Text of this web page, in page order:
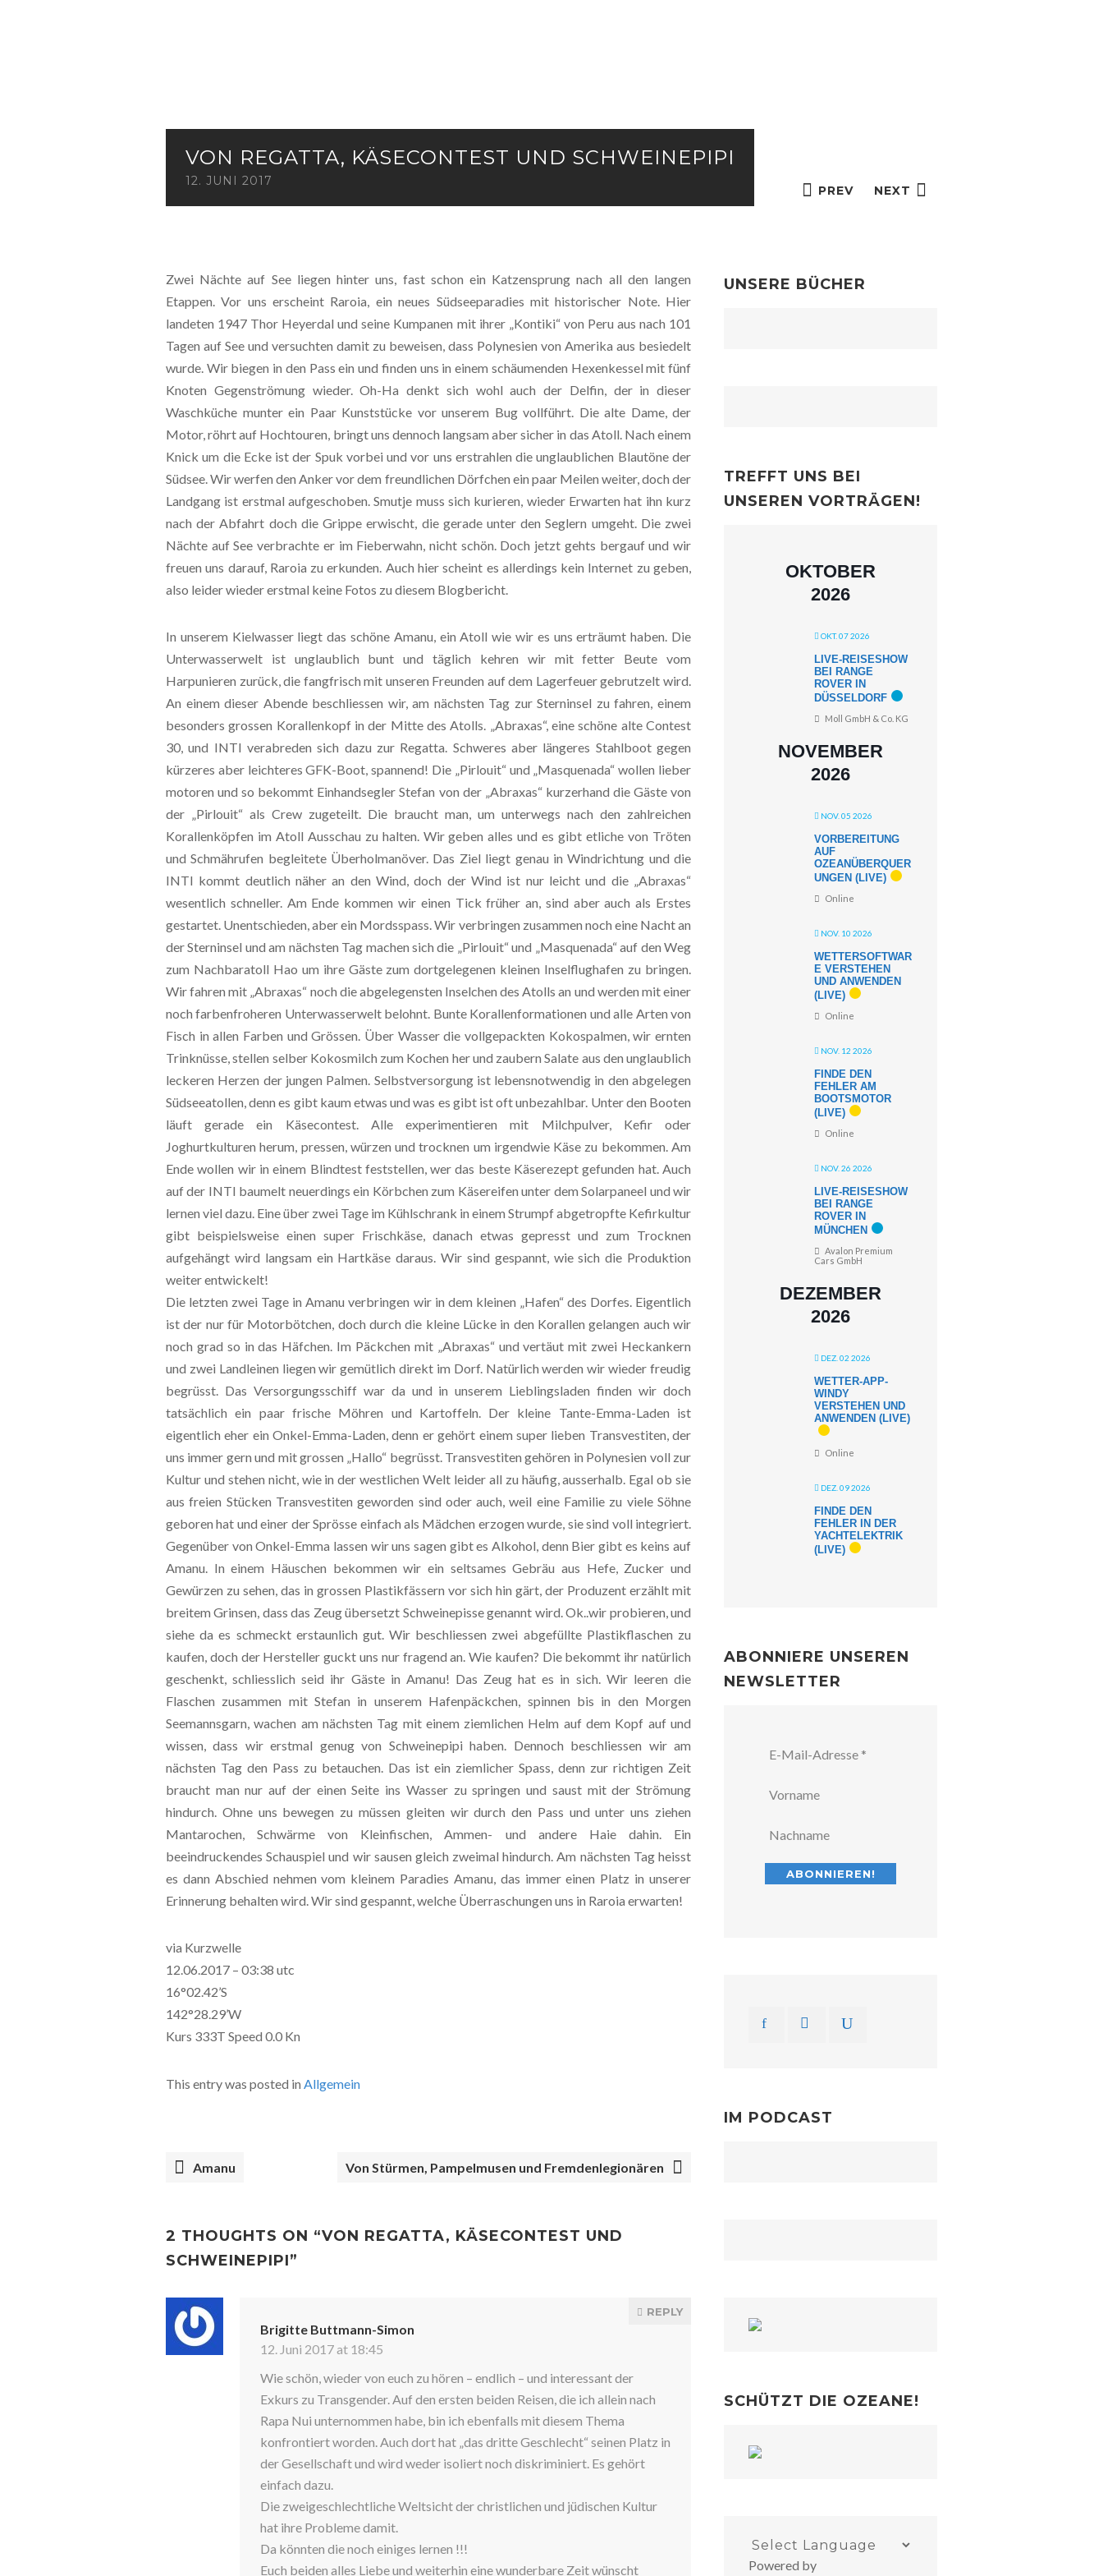
PREV NEXT
VON REGATTA, KÄSECONTEST UND SCHWEINEPIPI
12. JUNI 2017
Zwei Nächte auf See liegen hinter uns, fast schon ein Katzensprung nach all den langen
Etappen. Vor uns erscheint Raroia, ein neues Südseeparadies mit historischer Note. Hier
landeten 1947 Thor Heyerdal und seine Kumpanen mit ihrer „Kontiki“ von Peru aus nach 101
Tagen auf See und versuchten damit zu beweisen, dass Polynesien von Amerika aus besiedelt
wurde. Wir biegen in den Pass ein und finden uns in einem schäumenden Hexenkessel mit fünf
Knoten Gegenströmung wieder. Oh-Ha denkt sich wohl auch der Delfin, der in dieser
Waschküche munter ein Paar Kunststücke vor unserem Bug vollführt. Die alte Dame, der
Motor, röhrt auf Hochtouren, bringt uns dennoch langsam aber sicher in das Atoll. Nach einem
Knick um die Ecke ist der Spuk vorbei und vor uns erstrahlen die unglaublichen Blautöne der
Südsee. Wir werfen den Anker vor dem freundlichen Dörfchen ein paar Meilen weiter, doch der
Landgang ist erstmal aufgeschoben. Smutje muss sich kurieren, wieder Erwarten hat ihn kurz
nach der Abfahrt doch die Grippe erwischt, die gerade unter den Seglern umgeht. Die zwei
Nächte auf See verbrachte er im Fieberwahn, nicht schön. Doch jetzt gehts bergauf und wir
freuen uns darauf, Raroia zu erkunden. Auch hier scheint es allerdings kein Internet zu geben,
also leider wieder erstmal keine Fotos zu diesem Blogbericht.
In unserem Kielwasser liegt das schöne Amanu, ein Atoll wie wir es uns erträumt haben. Die
Unterwasserwelt ist unglaublich bunt und täglich kehren wir mit fetter Beute vom
Harpunieren zurück, die fangfrisch mit unseren Freunden auf dem Lagerfeuer gebrutzelt wird.
An einem dieser Abende beschliessen wir, am nächsten Tag zur Sterninsel zu fahren, einem
besonders grossen Korallenkopf in der Mitte des Atolls. „Abraxas“, eine schöne alte Contest
30, und INTI verabreden sich dazu zur Regatta. Schweres aber längeres Stahlboot gegen
kürzeres aber leichteres GFK-Boot, spannend! Die „Pirlouit“ und „Masquenada“ wollen lieber
motoren und so bekommt Einhandsegler Stefan von der „Abraxas“ kurzerhand die Gäste von
der „Pirlouit“ als Crew zugeteilt. Die braucht man, um unterwegs nach den zahlreichen
Korallenköpfen im Atoll Ausschau zu halten. Wir geben alles und es gibt etliche von Tröten
und Schmährufen begleitete Überholmanöver. Das Ziel liegt genau in Windrichtung und die
INTI kommt deutlich näher an den Wind, doch der Wind ist nur leicht und die „Abraxas“
wesentlich schneller. Am Ende kommen wir einen Tick früher an, sind aber auch als Erstes
gestartet. Unentschieden, aber ein Mordsspass. Wir verbringen zusammen noch eine Nacht an
der Sterninsel und am nächsten Tag machen sich die „Pirlouit“ und „Masquenada“ auf den Weg
zum Nachbaratoll Hao um ihre Gäste zum dortgelegenen kleinen Inselflughafen zu bringen.
Wir fahren mit „Abraxas“ noch die abgelegensten Inselchen des Atolls an und werden mit einer
noch farbenfroheren Unterwasserwelt belohnt. Bunte Korallenformationen und alle Arten von
Fisch in allen Farben und Grössen. Über Wasser die vollgepackten Kokospalmen, wir ernten
Trinknüsse, stellen selber Kokosmilch zum Kochen her und zaubern Salate aus den unglaublich
leckeren Herzen der jungen Palmen. Selbstversorgung ist lebensnotwendig in den abgelegen
Südseeatollen, denn es gibt kaum etwas und was es gibt ist oft unbezahlbar. Unter den Booten
läuft gerade ein Käsecontest. Alle experimentieren mit Milchpulver, Kefir oder
Joghurtkulturen herum, pressen, würzen und trocknen um irgendwie Käse zu bekommen. Am
Ende wollen wir in einem Blindtest feststellen, wer das beste Käserezept gefunden hat. Auch
auf der INTI baumelt neuerdings ein Körbchen zum Käsereifen unter dem Solarpaneel und wir
lernen viel dazu. Eine über zwei Tage im Kühlschrank in einem Strumpf abgetropfte Kefirkultur
gibt beispielsweise einen super Frischkäse, danach etwas gepresst und zum Trocknen
aufgehängt wird langsam ein Hartkäse daraus. Wir sind gespannt, wie sich die Produktion
weiter entwickelt!
Die letzten zwei Tage in Amanu verbringen wir in dem kleinen „Hafen“ des Dorfes. Eigentlich
ist der nur für Motorbötchen, doch durch die kleine Lücke in den Korallen gelangen auch wir
noch grad so in das Häfchen. Im Päckchen mit „Abraxas“ und vertäut mit zwei Heckankern
und zwei Landleinen liegen wir gemütlich direkt im Dorf. Natürlich werden wir wieder freudig
begrüsst. Das Versorgungsschiff war da und in unserem Lieblingsladen finden wir doch
tatsächlich ein paar frische Möhren und Kartoffeln. Der kleine Tante-Emma-Laden ist
eigentlich eher ein Onkel-Emma-Laden, denn er gehört einem super lieben Transvestiten, der
uns immer gern und mit grossen „Hallo“ begrüsst. Transvestiten gehören in Polynesien voll zur
Kultur und stehen nicht, wie in der westlichen Welt leider all zu häufig, ausserhalb. Egal ob sie
aus freien Stücken Transvestiten geworden sind oder auch, weil eine Familie zu viele Söhne
geboren hat und einer der Sprösse einfach als Mädchen erzogen wurde, sie sind voll integriert.
Gegenüber von Onkel-Emma lassen wir uns sagen gibt es Alkohol, denn Bier gibt es keins auf
Amanu. In einem Häuschen bekommen wir ein seltsames Gebräu aus Hefe, Zucker und
Gewürzen zu sehen, das in grossen Plastikfässern vor sich hin gärt, der Produzent erzählt mit
breitem Grinsen, dass das Zeug übersetzt Schweinepisse genannt wird. Ok..wir probieren, und
siehe da es schmeckt erstaunlich gut. Wir beschliessen zwei abgefüllte Plastikflaschen zu
kaufen, doch der Hersteller guckt uns nur fragend an. Wie kaufen? Die bekommt ihr natürlich
geschenkt, schliesslich seid ihr Gäste in Amanu! Das Zeug hat es in sich. Wir leeren die
Flaschen zusammen mit Stefan in unserem Hafenpäckchen, spinnen bis in den Morgen
Seemannsgarn, wachen am nächsten Tag mit einem ziemlichen Helm auf dem Kopf auf und
wissen, dass wir erstmal genug von Schweinepipi haben. Dennoch beschliessen wir am
nächsten Tag den Pass zu betauchen. Das ist ein ziemlicher Spass, denn zur richtigen Zeit
braucht man nur auf der einen Seite ins Wasser zu springen und saust mit der Strömung
hindurch. Ohne uns bewegen zu müssen gleiten wir durch den Pass und unter uns ziehen
Mantarochen, Schwärme von Kleinfischen, Ammen- und andere Haie dahin. Ein
beeindruckendes Schauspiel und wir sausen gleich zweimal hindurch. Am nächsten Tag heisst
es dann Abschied nehmen vom kleinem Paradies Amanu, das immer einen Platz in unserer
Erinnerung behalten wird. Wir sind gespannt, welche Überraschungen uns in Raroia erwarten!
via Kurzwelle
12.06.2017 – 03:38 utc
16°02.42’S
142°28.29’W
Kurs 333T Speed 0.0 Kn
This entry was posted in Allgemein
NAVIGATION
Amanu Von Stürmen, Pampelmusen und Fremdenlegionären
2 THOUGHTS ON “VON REGATTA, KÄSECONTEST UND
SCHWEINEPIPI”
Brigitte Buttmann-Simon
12. Juni 2017 at 18:45
REPLY
Wie schön, wieder von euch zu hören – endlich – und interessant der
Exkurs zu Transgender. Auf den ersten beiden Reisen, die ich allein nach
Rapa Nui unternommen habe, bin ich ebenfalls mit diesem Thema
konfrontiert worden. Auch dort hat „das dritte Geschlecht“ seinen Platz in
der Gesellschaft und wird weder isoliert noch diskriminiert. Es gehört
einfach dazu.
Die zweigeschlechtliche Weltsicht der christlichen und jüdischen Kultur
hat ihre Probleme damit.
Da könnten die noch einiges lernen !!!
Euch beiden alles Liebe und weiterhin eine wunderbare Zeit wünscht
UNSERE BÜCHER
TREFFT UNS BEI
UNSEREN VORTRÄGEN!
OKTOBER
2026
OKT. 07 2026
LIVE-REISESHOW
BEI RANGE
ROVER IN
DÜSSELDORF
Moll GmbH & Co. KG
NOVEMBER
2026
NOV. 05 2026
VORBEREITUNG
AUF
OZEANÜBERQUER
UNGEN (LIVE)
Online
NOV. 10 2026
WETTERSOFTWAR
E VERSTEHEN
UND ANWENDEN
(LIVE)
Online
NOV. 12 2026
FINDE DEN
FEHLER AM
BOOTSMOTOR
(LIVE)
Online
NOV. 26 2026
LIVE-REISESHOW
BEI RANGE
ROVER IN
MÜNCHEN
Avalon Premium
Cars GmbH
DEZEMBER
2026
DEZ. 02 2026
WETTER-APP-
WINDY
VERSTEHEN UND
ANWENDEN (LIVE)
Online
DEZ. 09 2026
FINDE DEN
FEHLER IN DER
YACHTELEKTRIK
(LIVE)
ABONNIERE UNSEREN
NEWSLETTER
IM PODCAST
SCHÜTZT DIE OZEANE!
Powered by